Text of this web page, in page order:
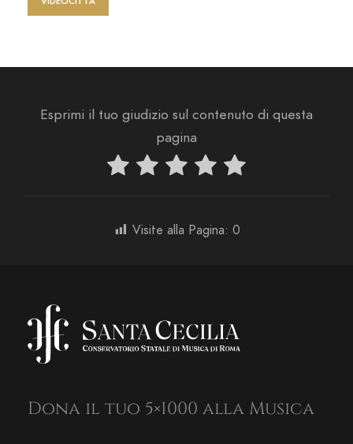
Esprimi il tuo giudizio sul contenuto di questa
pagina
Visite alla Pagina: 0
Dona il tuo 5×1000 alla Musica